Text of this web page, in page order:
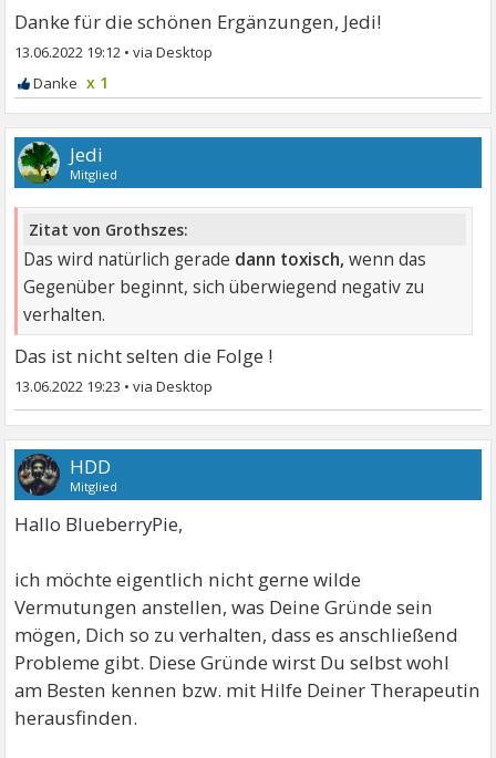
Danke für die schönen Ergänzungen, Jedi!
13.06.2022 19:12 •
x 1
Jedi
Mitglied
Zitat von Grothszes:
Das wird natürlich gerade dann toxisch, wenn das
Gegenüber beginnt, sich überwiegend negativ zu
verhalten.
Das ist nicht selten die Folge !
13.06.2022 19:23 •
HDD
Mitglied
Hallo BlueberryPie,
ich möchte eigentlich nicht gerne wilde
Vermutungen anstellen, was Deine Gründe sein
mögen, Dich so zu verhalten, dass es anschließend
Probleme gibt. Diese Gründe wirst Du selbst wohl
am Besten kennen bzw. mit Hilfe Deiner Therapeutin
herausfinden.